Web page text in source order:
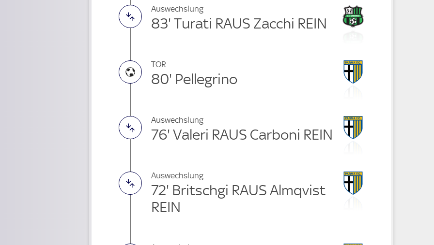
Auswechslung
83' Turati RAUS Zacchi REIN
TOR
80' Pellegrino
Auswechslung
76' Valeri RAUS Carboni REIN
Auswechslung
72' Britschgi RAUS Almqvist
REIN